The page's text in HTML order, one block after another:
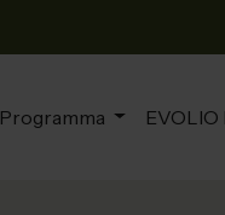
Programma EVOLIO